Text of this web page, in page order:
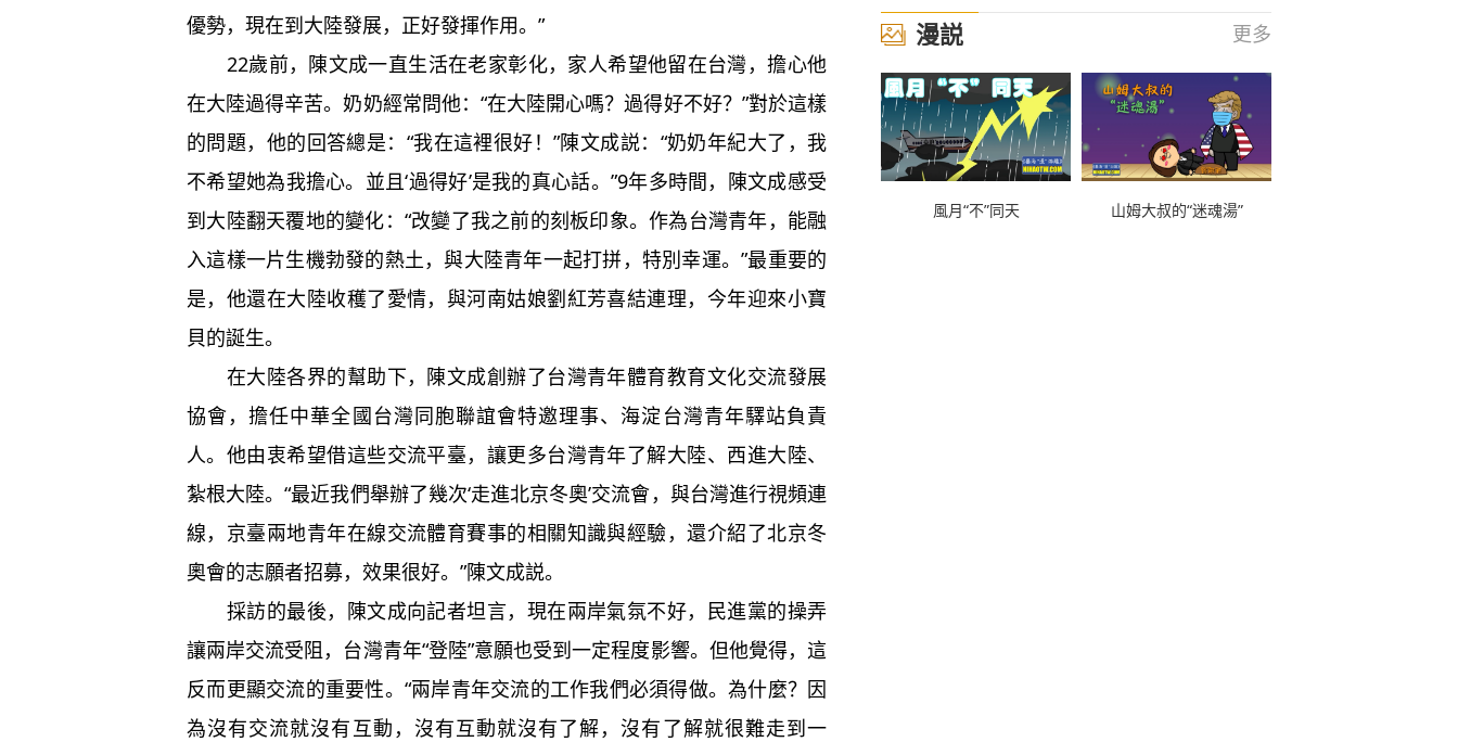
優勢，現在到大陸發展，正好發揮作用。”
22歲前，陳文成一直生活在老家彰化，家人希望他留在台灣，擔心他
在大陸過得辛苦。奶奶經常問他：“在大陸開心嗎？過得好不好？”對於這樣
的問題，他的回答總是：“我在這裡很好！”陳文成説：“奶奶年紀大了，我
不希望她為我擔心。並且‘過得好’是我的真心話。”9年多時間，陳文成感受
到大陸翻天覆地的變化：“改變了我之前的刻板印象。作為台灣青年，能融
入這樣一片生機勃發的熱土，與大陸青年一起打拼，特別幸運。”最重要的
是，他還在大陸收穫了愛情，與河南姑娘劉紅芳喜結連理，今年迎來小寶
貝的誕生。
在大陸各界的幫助下，陳文成創辦了台灣青年體育教育文化交流發展
協會，擔任中華全國台灣同胞聯誼會特邀理事、海淀台灣青年驛站負責
人。他由衷希望借這些交流平臺，讓更多台灣青年了解大陸、西進大陸、
紮根大陸。“最近我們舉辦了幾次‘走進北京冬奧’交流會，與台灣進行視頻連
線，京臺兩地青年在線交流體育賽事的相關知識與經驗，還介紹了北京冬
奧會的志願者招募，效果很好。”陳文成説。
採訪的最後，陳文成向記者坦言，現在兩岸氣氛不好，民進黨的操弄
讓兩岸交流受阻，台灣青年“登陸”意願也受到一定程度影響。但他覺得，這
反而更顯交流的重要性。“兩岸青年交流的工作我們必須得做。為什麼？因
為沒有交流就沒有互動，沒有互動就沒有了解，沒有了解就很難走到一
漫説 更多
風月“不”同天 山姆大叔的“迷魂湯”